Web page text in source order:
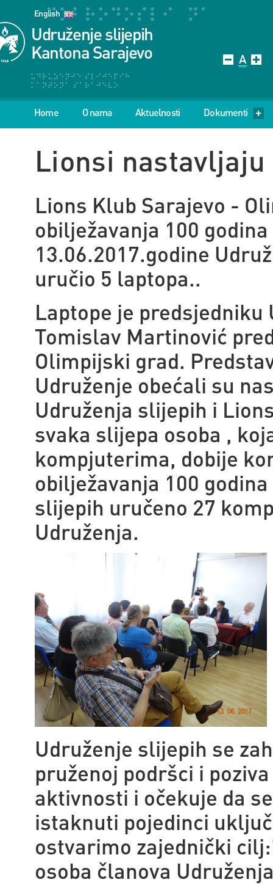
English
Udruženje slijepih
Kantona Sarajevo
Home O nama Aktuelnosti Dokumenti
Lionsi
Lions Klub Sarajevo -
obilježavanja 100
13.06.2017.godine
uručio 5 laptopa..
Laptope je
Tomislav Martinović
Olimpijski grad.
Udruženje obećali su
Udruženja slijepih i
svaka slijepa osoba ,
kompjuterima, dobije
obilježavanja 100
slijepih uručeno 27
Udruženja.
Udruženje slijepih se
pruženoj podršci i
aktivnosti i očekuje da
istaknuti pojedinci
ostvarimo zajednički
osoba članova